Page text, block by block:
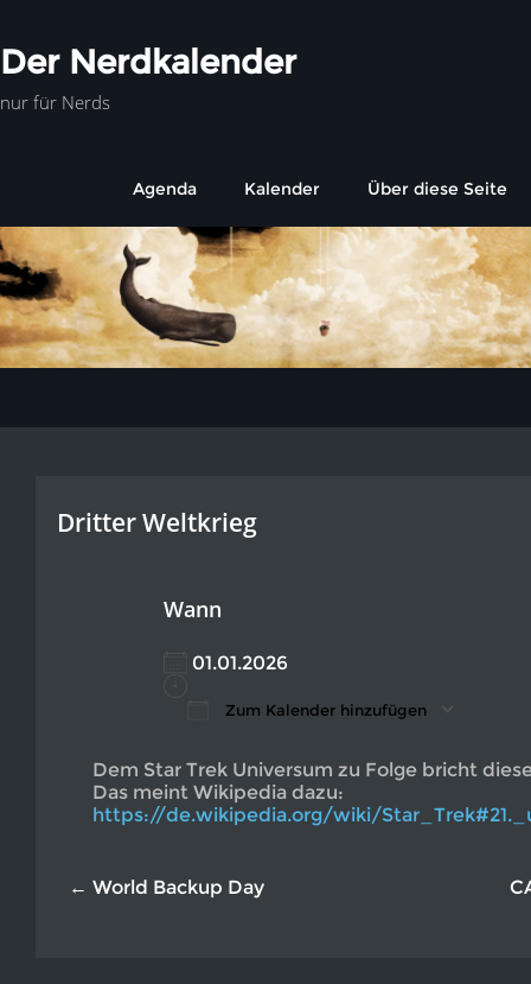
Der Nerdkalender
nur für Nerds
Agenda Kalender Über diese Seite
Dritter Weltkrieg
Wann
01.01.2026
Zum Kalender hinzufügen
Dem Star Trek Universum zu Folge bricht
Das meint Wikipedia dazu:
https://de.wikipedia.org/wiki/
← World Backup Day